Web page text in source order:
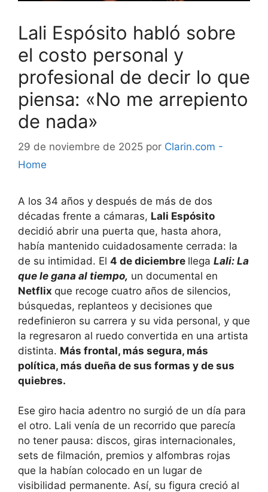
Lali Espósito habló sobre
el costo personal y
profesional de decir lo que
piensa: «No me arrepiento
de nada»
29 de noviembre de 2025 por Clarin.com -
Home
A los 34 años y después de más de dos
décadas frente a cámaras, Lali Espósito
decidió abrir una puerta que, hasta ahora,
había mantenido cuidadosamente cerrada: la
de su intimidad. El 4 de diciembre llega Lali: La
que le gana al tiempo, un documental en
Netflix que recoge cuatro años de silencios,
búsquedas, replanteos y decisiones que
redefinieron su carrera y su vida personal, y que
la regresaron al ruedo convertida en una artista
distinta. Más frontal, más segura, más
política, más dueña de sus formas y de sus
quiebres.
Ese giro hacia adentro no surgió de un día para
el otro. Lali venía de un recorrido que parecía
no tener pausa: discos, giras internacionales,
sets de filmación, premios y alfombras rojas
que la habían colocado en un lugar de
visibilidad permanente. Así, su figura creció al